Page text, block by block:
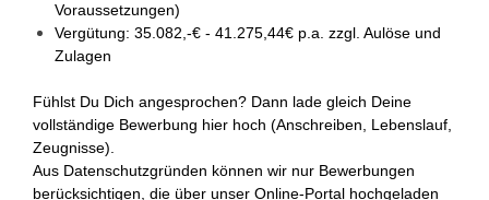
Voraussetzungen)
Vergütung: 35.082,-€ - 41.275,44€ p.a. zzgl. Aulöse und
Zulagen
Fühlst Du Dich angesprochen? Dann lade gleich Deine
vollständige Bewerbung hier hoch (Anschreiben, Lebenslauf,
Zeugnisse).
Aus Datenschutzgründen können wir nur Bewerbungen
berücksichtigen, die über unser Online-Portal hochgeladen